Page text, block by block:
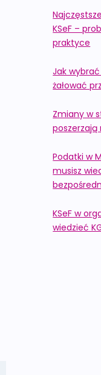
KSeF –
praktyce
Jak
żałować
Zmiany w
poszerzają
Podatki w
musisz
KSeF w
wiedzieć